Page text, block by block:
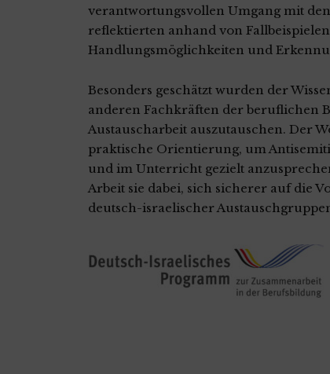
verantwortungsvollen Umgang mit
reflektierten anhand von
Handlungsmöglichkeiten und
Besonders geschätzt wurden der
anderen Fachkräften der beruflichen
Austauscharbeit auszutauschen. Der
praktische Orientierung, um
und im Unterricht gezielt
Arbeit sie dabei, sich sicherer auf die
deutsch-israelischer